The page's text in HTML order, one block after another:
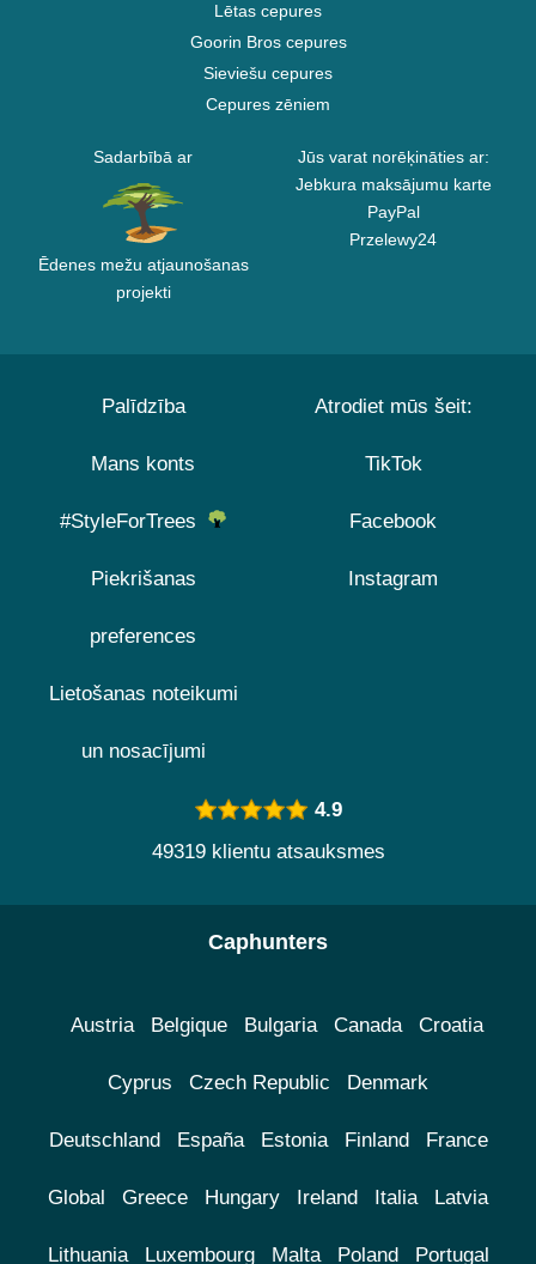
Lētas cepures
Goorin Bros cepures
Sieviešu cepures
Cepures zēniem
Sadarbībā ar
Ēdenes mežu atjaunošanas
projekti
Jūs varat norēķināties ar:
Jebkura maksājumu karte
PayPal
Przelewy24
Palīdzība
Mans konts
#StyleForTrees
Piekrišanas
preferences
Lietošanas noteikumi
un nosacījumi
Atrodiet mūs šeit:
TikTok
Facebook
Instagram
4.9
49319 klientu atsauksmes
Caphunters
Austria Belgique Bulgaria Canada Croatia
Cyprus Czech Republic Denmark
Deutschland España Estonia Finland France
Global Greece Hungary Ireland Italia Latvia
Lithuania Luxembourg Malta Poland Portugal